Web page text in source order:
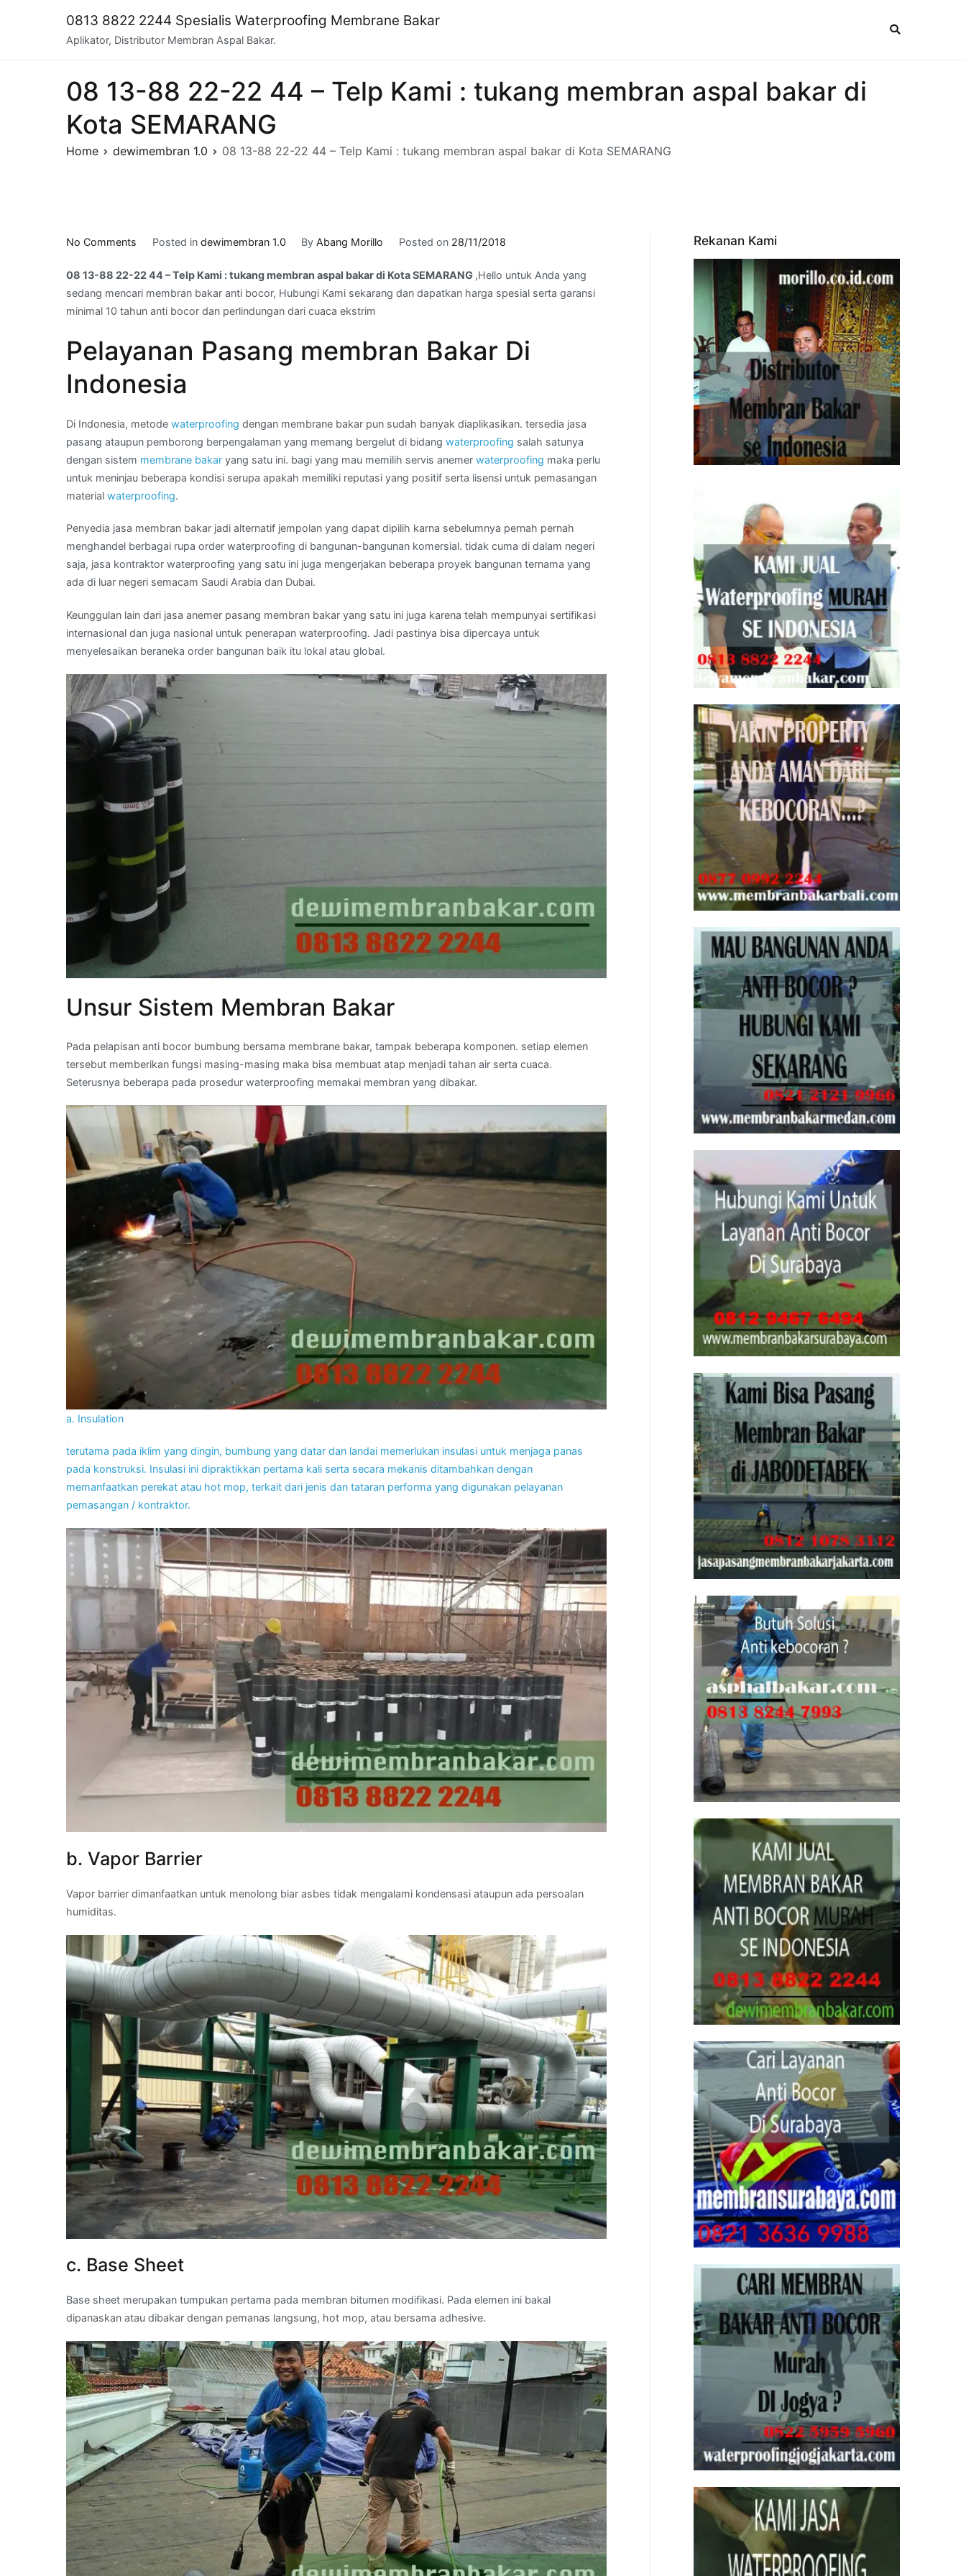
0813 8822 2244 Spesialis Waterproofing Membrane Bakar
Aplikator, Distributor Membran Aspal Bakar.
08 13-88 22-22 44 – Telp Kami : tukang membran aspal bakar di
Kota SEMARANG
Home dewimembran 1.0 08 13-88 22-22 44 – Telp Kami : tukang membran aspal bakar di Kota SEMARANG
No Comments
13-
88
22-
44
Telp
:
tukang
membran
aspal
bakar
Kota
SEMARANG
Posted in dewimembran 1.0 ByAbang Morillo Posted on 28/11/2018
08 13-88 22-22 44 – Telp Kami : tukang membran aspal bakar di Kota SEMARANG ,Hello untuk Anda yang
sedang mencari membran bakar anti bocor, Hubungi Kami sekarang dan dapatkan harga spesial serta garansi
minimal 10 tahun anti bocor dan perlindungan dari cuaca ekstrim
Pelayanan Pasang membran Bakar Di
Indonesia
Di Indonesia, metode waterproofing dengan membrane bakar pun sudah banyak diaplikasikan. tersedia jasa
pasang ataupun pemborong berpengalaman yang memang bergelut di bidang waterproofing salah satunya
dengan sistem membrane bakar yang satu ini. bagi yang mau memilih servis anemer waterproofing maka perlu
untuk meninjau beberapa kondisi serupa apakah memiliki reputasi yang positif serta lisensi untuk pemasangan
material waterproofing.
Penyedia jasa membran bakar jadi alternatif jempolan yang dapat dipilih karna sebelumnya pernah pernah
menghandel berbagai rupa order waterproofing di bangunan-bangunan komersial. tidak cuma di dalam negeri
saja, jasa kontraktor waterproofing yang satu ini juga mengerjakan beberapa proyek bangunan ternama yang
ada di luar negeri semacam Saudi Arabia dan Dubai.
Keunggulan lain dari jasa anemer pasang membran bakar yang satu ini juga karena telah mempunyai sertifikasi
internasional dan juga nasional untuk penerapan waterproofing. Jadi pastinya bisa dipercaya untuk
menyelesaikan beraneka order bangunan baik itu lokal atau global.
Unsur Sistem Membran Bakar
Pada pelapisan anti bocor bumbung bersama membrane bakar, tampak beberapa komponen. setiap elemen
tersebut memberikan fungsi masing-masing maka bisa membuat atap menjadi tahan air serta cuaca.
Seterusnya beberapa pada prosedur waterproofing memakai membran yang dibakar.
a. Insulation
terutama pada iklim yang dingin, bumbung yang datar dan landai memerlukan insulasi untuk menjaga panas
pada konstruksi. Insulasi ini dipraktikkan pertama kali serta secara mekanis ditambahkan dengan
memanfaatkan perekat atau hot mop, terkait dari jenis dan tataran performa yang digunakan pelayanan
pemasangan / kontraktor.
b. Vapor Barrier
Vapor barrier dimanfaatkan untuk menolong biar asbes tidak mengalami kondensasi ataupun ada persoalan
humiditas.
c. Base Sheet
Base sheet merupakan tumpukan pertama pada membran bitumen modifikasi. Pada elemen ini bakal
dipanaskan atau dibakar dengan pemanas langsung, hot mop, atau bersama adhesive.
Rekanan Kami